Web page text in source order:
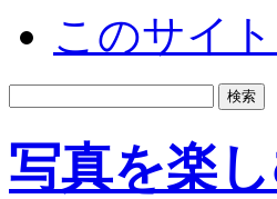
このサイ
写真を楽